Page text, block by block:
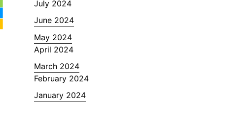
July 2024
June 2024
May 2024
April 2024
March 2024
February 2024
January 2024